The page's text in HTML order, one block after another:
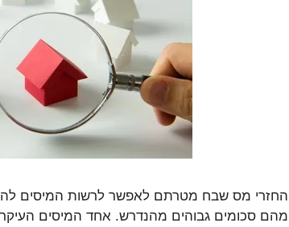
החזרי מס שבח מטרתם לאפשר לרשות המיסים
מהם סכומים גבוהים מהנדרש. אחד המיסים